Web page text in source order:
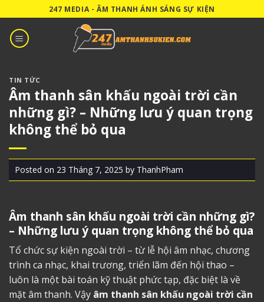
to
content
247 MEDIA - ÂM THANH ÁNH SÁNG SỰ KIỆN
TIN TỨC
Âm thanh sân khấu ngoài trời cần
những gì? – Những lưu ý quan trọng
không thể bỏ qua
Posted on 23 Tháng 7, 2025 by ThanhPham
Âm thanh sân khấu ngoài trời cần những gì?
– Những lưu ý quan trọng không thể bỏ qua
Tổ chức sự kiện ngoài trời – từ lễ hội âm nhạc, chương
trình ca nhạc, khai trương, triển lãm đến hội thao –
luôn là một bài toán kỹ thuật phức tạp, đặc biệt là về
mặt âm thanh. Vậy âm thanh sân khấu ngoài trời cần